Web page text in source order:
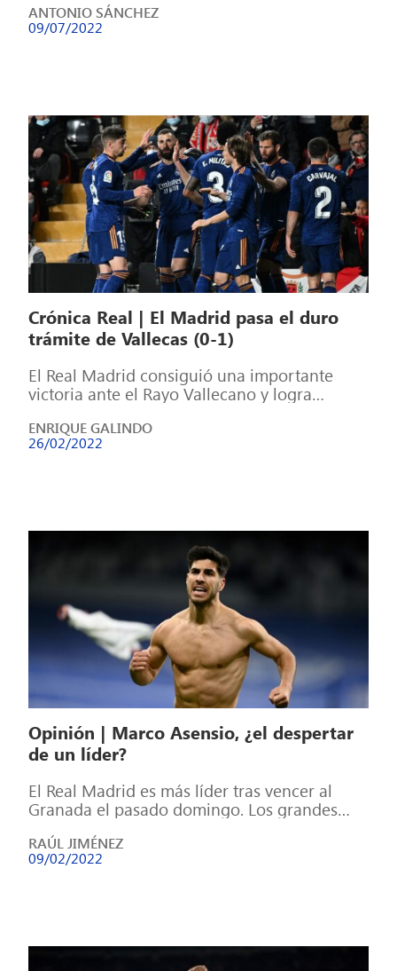
ANTONIO SÁNCHEZ
09/07/2022
Crónica Real | El Madrid pasa el duro
trámite de Vallecas (0-1)
El Real Madrid consiguió una importante
victoria ante el Rayo Vallecano y logra
ENRIQUE GALINDO
26/02/2022
Opinión | Marco Asensio, ¿el despertar
de un líder?
El Real Madrid es más líder tras vencer al
Granada el pasado domingo. Los grandes
RAÚL JIMÉNEZ
09/02/2022